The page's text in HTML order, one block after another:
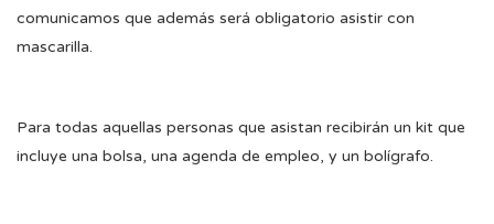
comunicamos que además será obligatorio asistir con
mascarilla.
Para todas aquellas personas que asistan recibirán un kit que
incluye una bolsa, una agenda de empleo, y un bolígrafo.